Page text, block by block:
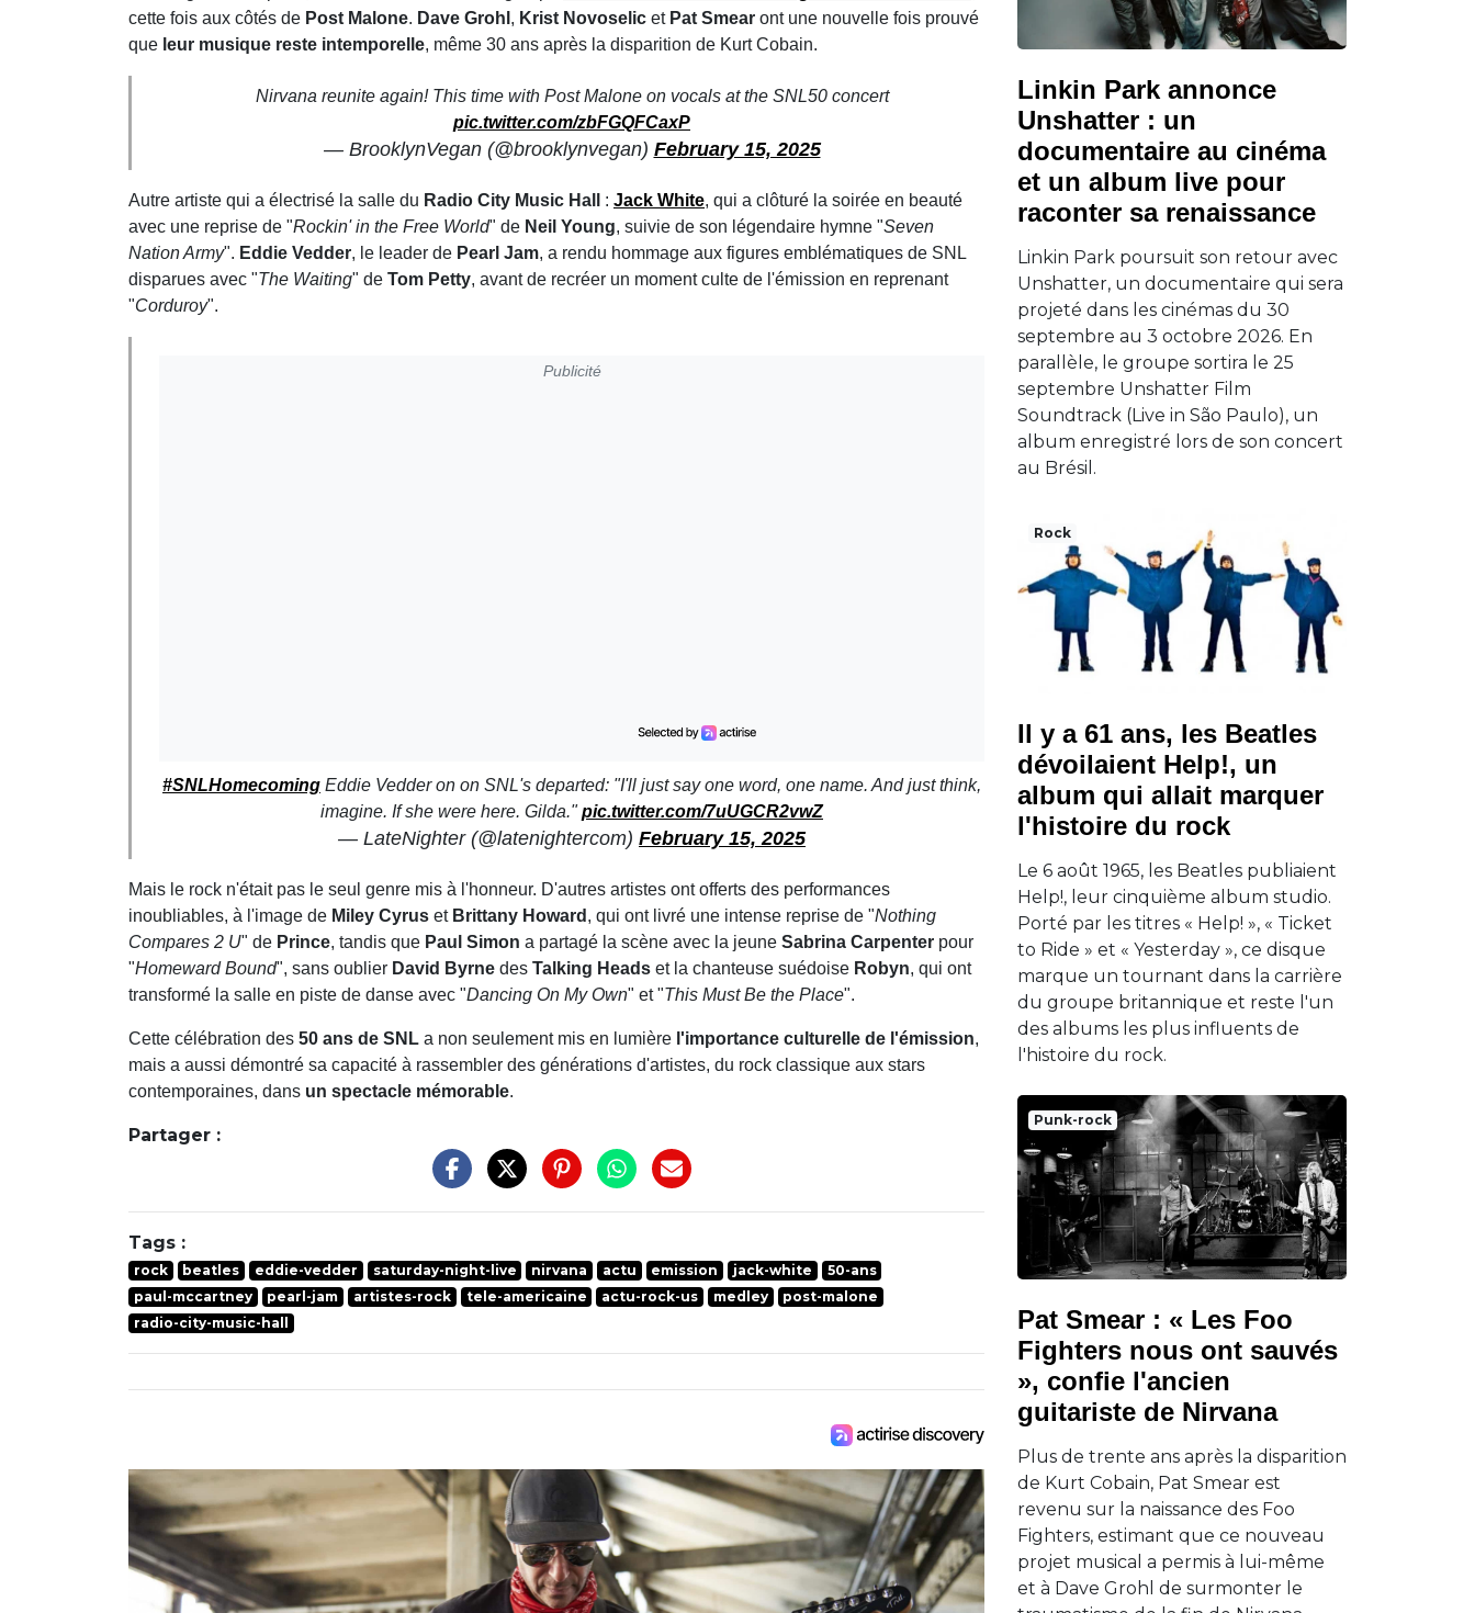
cette fois aux côtés de Post Malone. Dave Grohl , Krist Novoselic et Pat Smear ont une nouvelle fois prouvé
que leur musique reste intemporelle, même 30 ans après la disparition de Kurt Cobain.
Nirvana reunite again! This time with Post Malone on vocals at the SNL50 concert
pic.twitter.com/zbFGQFCaxP
— BrooklynVegan (@brooklynvegan) February 15, 2025
Autre artiste qui a électrisé la salle du Radio City Music Hall : Jack White, qui a clôturé la soirée en beauté
avec une reprise de "Rockin' in the Free World" de Neil Young, suivie de son légendaire hymne "Seven
Nation Army". Eddie Vedder, le leader de Pearl Jam, a rendu hommage aux figures emblématiques de SNL
disparues avec "The Waiting" de Tom Petty, avant de recréer un moment culte de l'émission en reprenant
"Corduroy".
Publicité
#SNLHomecoming Eddie Vedder on on SNL's departed: "I'll just say one word, one name. And just think,
imagine. If she were here. Gilda."pic.twitter.com/7uUGCR2vwZ
— LateNighter (@latenightercom) February 15, 2025
Mais le rock n'était pas le seul genre mis à l'honneur. D'autres artistes ont offerts des performances
inoubliables, à l'image de Miley Cyrus et Brittany Howard , qui ont livré une intense reprise de "Nothing
Compares 2 U" de Prince, tandis que Paul Simon a partagé la scène avec la jeune Sabrina Carpenter pour
"Homeward Bound", sans oublier David Byrne des Talking Heads et la chanteuse suédoise Robyn, qui ont
transformé la salle en piste de danse avec "Dancing On My Own" et "This Must Be the Place".
Cette célébration des 50 ans de SNL a non seulement mis en lumière l'importance culturelle de l'émission,
mais a aussi démontré sa capacité à rassembler des générations d'artistes, du rock classique aux stars
contemporaines, dans un spectacle mémorable.
Partager :
Tags :
rock beatles eddie-vedder saturday-night-live nirvana actu emission jack-white
50-ans
paul-mccartney
pearl-jam artistes-rock tele-americaine actu-rock-us medley
post-malone
radio-city-music-hall
Linkin Park annonce
Unshatter : un
documentaire au cinéma
et un album live pour
raconter sa renaissance
Linkin Park poursuit son retour avec
Unshatter, un documentaire qui sera
projeté dans les cinémas du 30
septembre au 3 octobre 2026. En
parallèle, le groupe sortira le 25
septembre Unshatter Film
Soundtrack (Live in São Paulo), un
album enregistré lors de son concert
au Brésil.
Rock
Il y a 61 ans, les Beatles
dévoilaient Help!, un
album qui allait marquer
l'histoire du rock
Le 6 août 1965, les Beatles publiaient
Help!, leur cinquième album studio.
Porté par les titres « Help! », « Ticket
to Ride » et « Yesterday », ce disque
marque un tournant dans la carrière
du groupe britannique et reste l'un
des albums les plus influents de
l'histoire du rock.
Punk-rock
Pat Smear : « Les Foo
Fighters nous ont sauvés
», confie l'ancien
guitariste de Nirvana
Plus de trente ans après la disparition
de Kurt Cobain, Pat Smear est
revenu sur la naissance des Foo
Fighters, estimant que ce nouveau
projet musical a permis à lui-même
et à Dave Grohl de surmonter le